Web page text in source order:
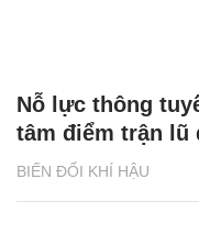
BIẾN ĐỔI KHÍ HẬU
Nỗ lực thông
tâm điểm trận lũ